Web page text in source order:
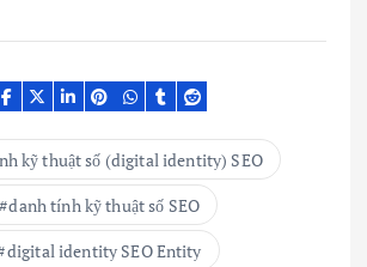
kỹ thuật số (digital identity) SEO
danh tính kỹ thuật số SEO
digital identity SEO Entity